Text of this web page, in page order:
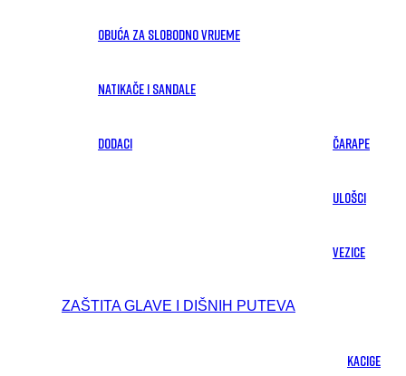
OBUĆA ZA SLOBODNO VRIJEME
NATIKAČE I SANDALE
DODACI Čarape
Ulošci
Vezice
ZAŠTITA GLAVE I DIŠNIH PUTEVA
Kacige